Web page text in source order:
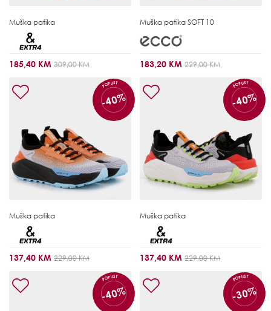
Muška patika
185,40 KM 309,00 KM
Muška patika SOFT 10
183,20 KM 229,00 KM
POPUST
-40%
Muška patika
137,40 KM 229,00 KM
POPUST
-40%
Muška patika
137,40 KM 229,00 KM
POPUST
-40%
POPUST
-30%